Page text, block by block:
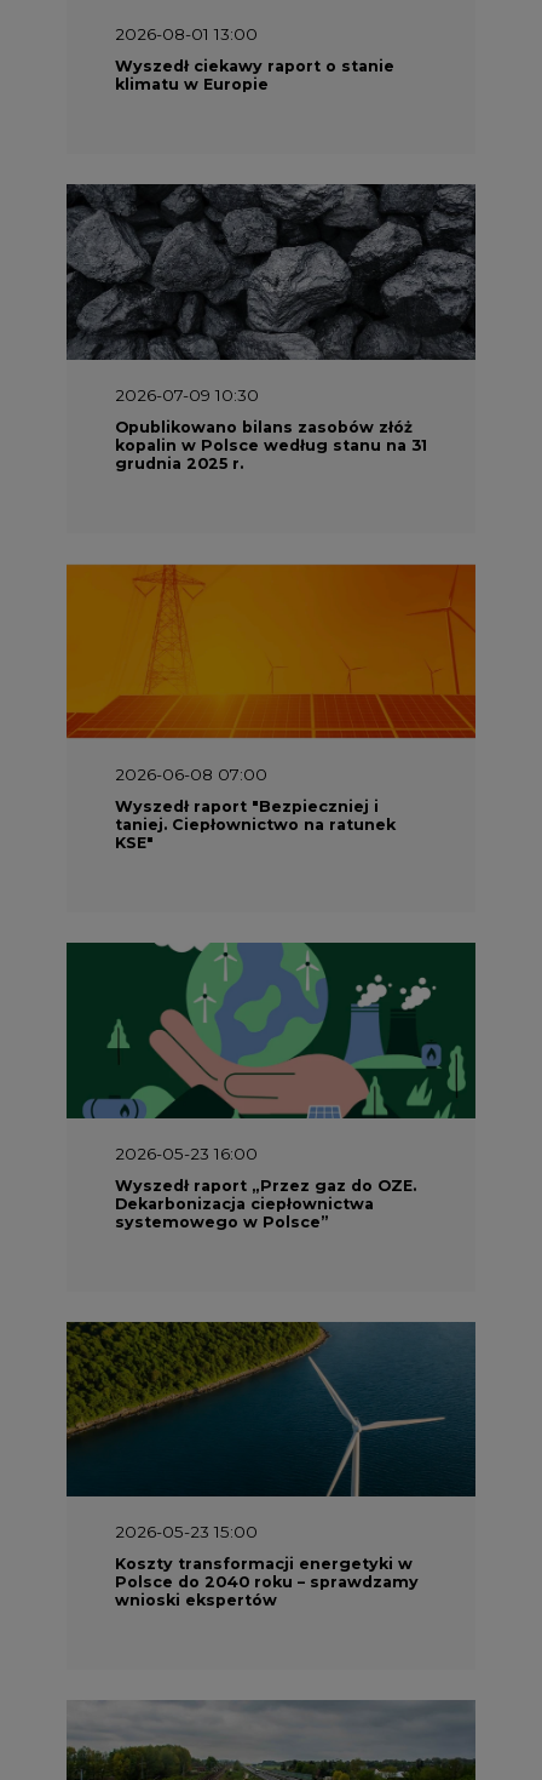
2026-08-01 13:00
Wyszedł ciekawy raport o stanie
klimatu w Europie
2026-07-09 10:30
Opublikowano bilans zasobów złóż
kopalin w Polsce według stanu na 31
grudnia 2025 r.
2026-06-08 07:00
Wyszedł raport "Bezpieczniej i
taniej. Ciepłownictwo na ratunek
KSE"
2026-05-23 16:00
Wyszedł raport „Przez gaz do OZE.
Dekarbonizacja ciepłownictwa
systemowego w Polsce”
2026-05-23 15:00
Koszty transformacji energetyki w
Polsce do 2040 roku – sprawdzamy
wnioski ekspertów